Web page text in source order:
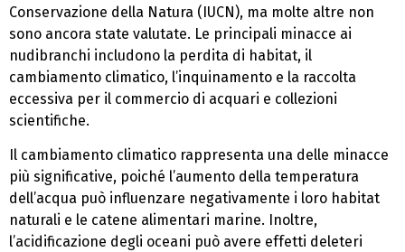
Conservazione della Natura (IUCN), ma molte altre non
sono ancora state valutate. Le principali minacce ai
nudibranchi includono la perdita di habitat, il
cambiamento climatico, l’inquinamento e la raccolta
eccessiva per il commercio di acquari e collezioni
scientifiche.
Il cambiamento climatico rappresenta una delle minacce
più significative, poiché l’aumento della temperatura
dell’acqua può influenzare negativamente i loro habitat
naturali e le catene alimentari marine. Inoltre,
l’acidificazione degli oceani può avere effetti deleteri